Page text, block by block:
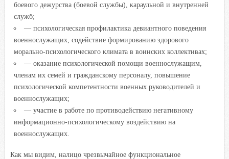
боевого дежурства (боевой службы), караульной и внутренней
служб;
— психологическая профилактика девиантного поведения
военнослужащих, содействие формированию здорового
морально-психологического климата в воинских коллективах;
— оказание психологической помощи военнослужащим,
членам их семей и гражданскому персоналу, повышение
психологической компетентности военных руководителей и
военнослужащих;
— участие в работе по противодействию негативному
информационно-психологическому воздействию на
военнослужащих.
Как мы видим, налицо чрезвычайное функциональное